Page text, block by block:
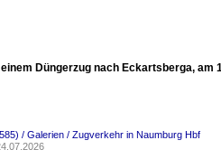
Düngerzug nach Eckartsberga, am
/ Galerien / Zugverkehr in Naumburg Hbf